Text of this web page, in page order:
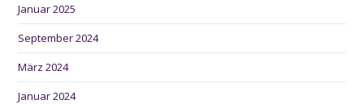
Januar 2025
September 2024
März 2024
Januar 2024